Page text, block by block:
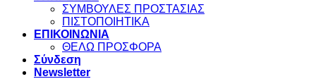
ΣΥΜΒΟΥΛΕΣ ΠΡΟΣΤΑΣΙΑΣ
ΠΙΣΤΟΠΟΙΗΤΙΚΑ
ΕΠΙΚΟΙΝΩΝΙΑ
ΘΕΛΩ ΠΡΟΣΦΟΡΑ
Σύνδεση
Newsletter